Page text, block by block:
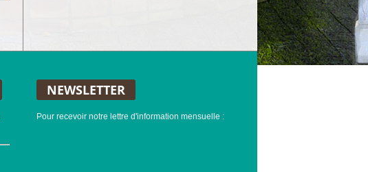
NEWSLETTER
Pour recevoir notre lettre d'information mensuelle :